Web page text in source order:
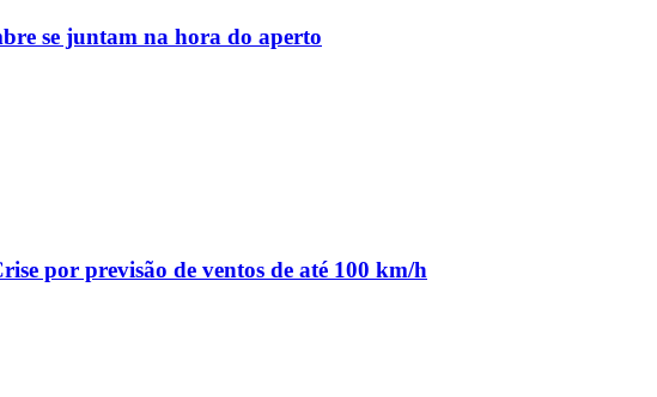
se juntam na hora do aperto
por previsão de ventos de até 100 km/h